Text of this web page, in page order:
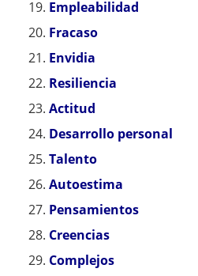
Empleabilidad
Fracaso
Envidia
Resiliencia
Actitud
Desarrollo personal
Talento
Autoestima
Pensamientos
Creencias
Complejos